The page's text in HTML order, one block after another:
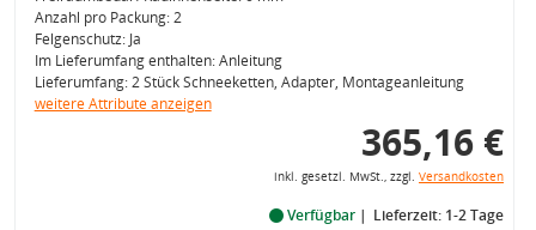
Anzahl pro Packung: 2
Felgenschutz: Ja
Im Lieferumfang enthalten: Anleitung
Lieferumfang: 2 Stück Schneeketten, Adapter, Montageanleitung
weitere Attribute anzeigen
365,16 €
inkl. gesetzl. MwSt., zzgl. Versandkosten
Verfügbar Lieferzeit: 1-2 Tage